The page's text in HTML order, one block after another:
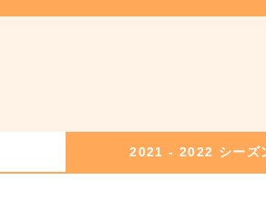
2021 - 2022 シーズ